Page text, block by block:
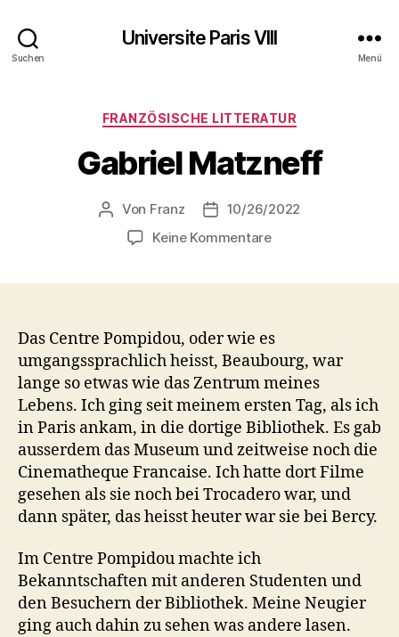
Suchen
Universite Paris VIII
Menü
Kategorien
FRANZÖSISCHE LITTERATUR
Gabriel Matzneff
Beitragsautor
Von Franz Beitragsdatum
10/26/2022
Keine Kommentarezu
Das Centre Pompidou, oder wie es
umgangssprachlich heisst, Beaubourg, war
lange so etwas wie das Zentrum meines
Lebens. Ich ging seit meinem ersten Tag, als ich
in Paris ankam, in die dortige Bibliothek. Es gab
ausserdem das Museum und zeitweise noch die
Cinematheque Francaise. Ich hatte dort Filme
gesehen als sie noch bei Trocadero war, und
dann später, das heisst heuter war sie bei Bercy.
Im Centre Pompidou machte ich
Bekanntschaften mit anderen Studenten und
den Besuchern der Bibliothek. Meine Neugier
ging auch dahin zu sehen was andere lasen.